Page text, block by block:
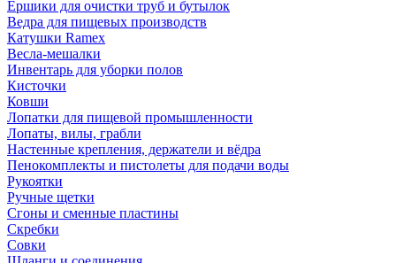
Ершики для очистки труб и бутылок
Ведра для пищевых производств
Катушки Ramex
Весла-мешалки
Инвентарь для уборки полов
Кисточки
Ковши
Лопатки для пищевой промышленности
Лопаты, вилы, грабли
Настенные крепления, держатели и вёдра
Пенокомплекты и пистолеты для подачи воды
Рукоятки
Ручные щетки
Сгоны и сменные пластины
Скребки
Совки